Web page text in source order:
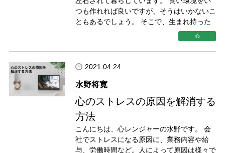
つも作れれば良いですが、そうはいかないこ
ともあるでしょう。 そこで、生まれ持った
心
2021.04.24
心のストレスの原因を解消する
方法
こんにちは、心レンジャーの水野です。 会
社でストレスになる原因に、業務内容や給
与、労働時間など。人によって原因は様々で